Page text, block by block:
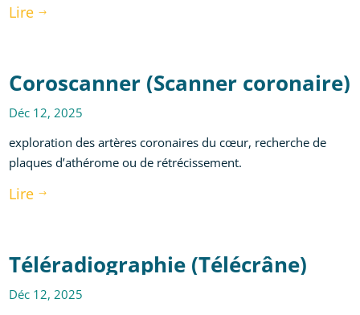
Lire $
Coroscanner (Scanner coronaire)
Déc 12, 2025
exploration des artères coronaires du cœur, recherche de
plaques d’athérome ou de rétrécissement.
Lire $
Téléradiographie (Télécrâne)
Déc 12, 2025